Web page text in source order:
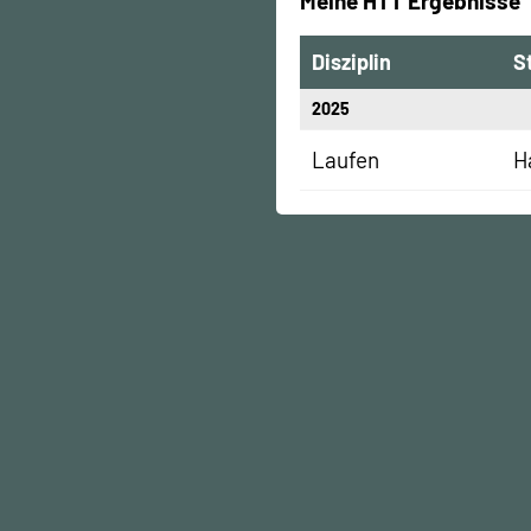
Disziplin
2025
Laufen